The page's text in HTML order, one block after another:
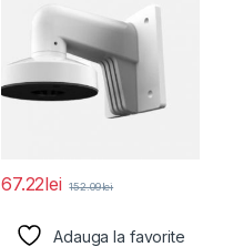
67.22lei 152.09lei
Adauga la favorite